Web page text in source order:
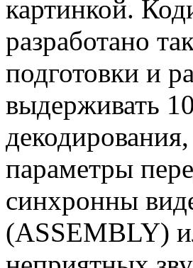
картинкой.
разработано
подготовки и
выдерживать
параметры
синхронны
(ASSEMBLY)